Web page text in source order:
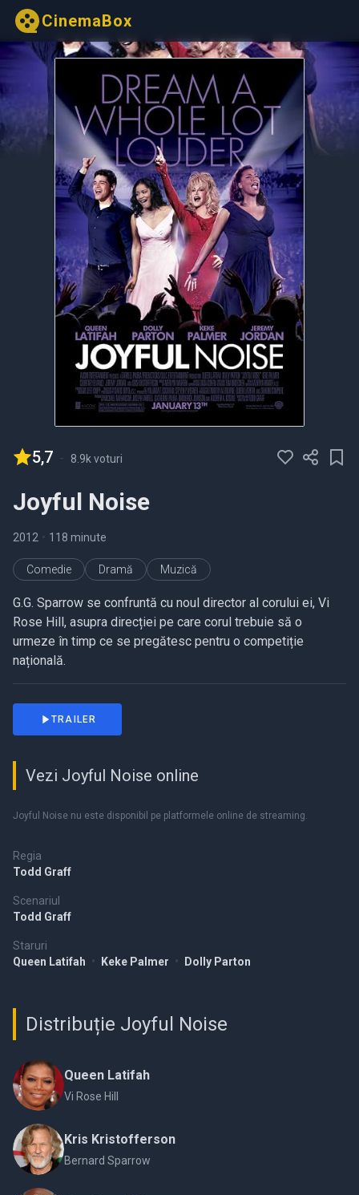
CinemaBox
5,7 - 8.9k voturi
Joyful Noise
2012 • 118 minute
Comedie Dramă Muzică
G.G. Sparrow se confruntă cu noul director al corului ei, Vi
Rose Hill, asupra direcției pe care corul trebuie să o
urmeze în timp ce se pregătesc pentru o competiție
națională.
Regia
Todd Graff
Scenariul
Todd Graff
Staruri
Queen Latifah • Keke Palmer • Dolly Parton
TRAILER
Vezi Joyful Noise online
Joyful Noise nu este disponibil pe platformele online de streaming.
Distribuție Joyful Noise
Queen Latifah
Vi Rose Hill
Kris Kristofferson
Bernard Sparrow